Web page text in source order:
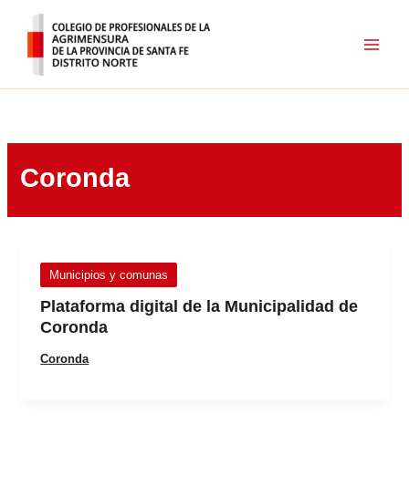
contenido
Coronda
Municipios y comunas
Plataforma digital de la Municipalidad de
Coronda
Coronda